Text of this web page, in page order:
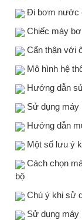
Đi bơm nước
Chiếc máy
Cẩn thận với
Mô hình hệ
Hướng dẫn
Sử dụng máy
Hướng dẫn
Một số lưu ý
Cách chọn
bộ
Chú ý khi sử
Sử dụng máy